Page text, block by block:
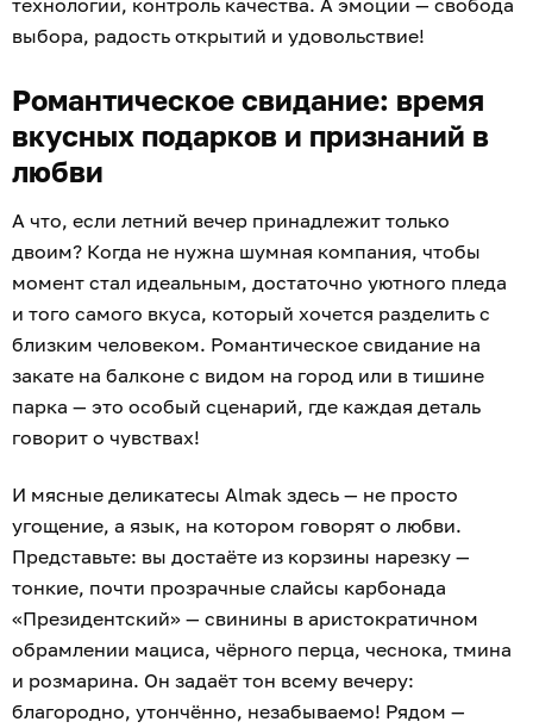
выбора, радость открытий и удовольствие!
Романтическое свидание: время
вкусных подарков и признаний в
любви
А что, если летний вечер принадлежит только
двоим? Когда не нужна шумная компания, чтобы
момент стал идеальным, достаточно уютного пледа
и того самого вкуса, который хочется разделить с
близким человеком. Романтическое свидание на
закате на балконе с видом на город или в тишине
парка — это особый сценарий, где каждая деталь
говорит о чувствах!
И мясные деликатесы Almak здесь — не просто
угощение, а язык, на котором говорят о любви.
Представьте: вы достаёте из корзины нарезку —
тонкие, почти прозрачные слайсы карбонада
«Президентский» — свинины в аристократичном
обрамлении мациса, чёрного перца, чеснока, тмина
и розмарина. Он задаёт тон всему вечеру:
благородно, утончённо, незабываемо! Рядом —